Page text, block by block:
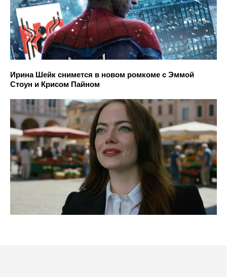
Ирина Шейк снимется в новом ромкоме с Эммой
Стоун и Крисом Пайном